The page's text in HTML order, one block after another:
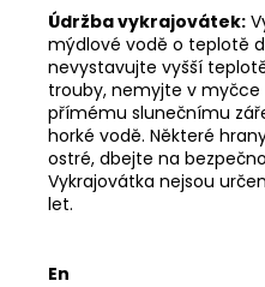
Údržba vykrajovátek:
mýdlové vodě o teplotě
nevystavujte vyšší
trouby, nemyjte v
přímému slunečnímu
horké vodě. Některé
ostré, dbejte na
Vykrajovátka nejsou
let.
En